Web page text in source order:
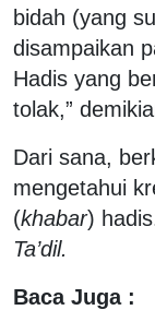
bidah (yang
disampaikan
Hadis yang
tolak,”
Dari sana,
mengetahui
(khabar)
Ta’dil.
Baca Juga :